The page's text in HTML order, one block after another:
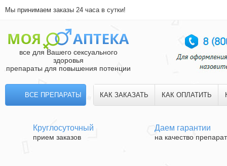
Мы принимаем заказы 24 часа в сутки!
все для Вашего сексуального
здоровья
препараты для повышения потенции
ВСЕ ПРЕПАРАТЫ КАК ЗАКАЗАТЬ КАК ОПЛАТИТЬ
Круглосуточный
прием заказов
Даем гарантии
на качество